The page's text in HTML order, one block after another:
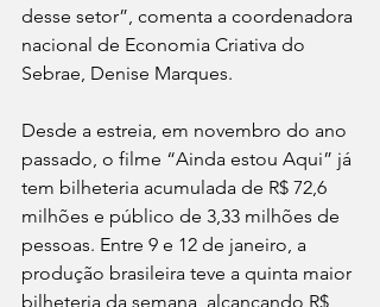
desse setor”, comenta a coordenadora
nacional de Economia Criativa do
Sebrae, Denise Marques.
Desde a estreia, em novembro do ano
passado, o filme “Ainda estou Aqui” já
tem bilheteria acumulada de R$ 72,6
milhões e público de 3,33 milhões de
pessoas. Entre 9 e 12 de janeiro, a
produção brasileira teve a quinta maior
bilheteria da semana, alcançando R$